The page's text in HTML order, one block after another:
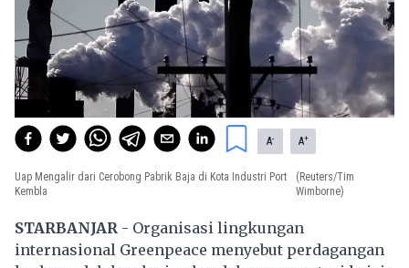
A- A+
Uap Mengalir dari Cerobong Pabrik Baja di Kota Industri Port
Kembla
(Reuters/Tim
Wimborne)
STARBANJAR - Organisasi lingkungan
internasional Greenpeace menyebut perdagangan